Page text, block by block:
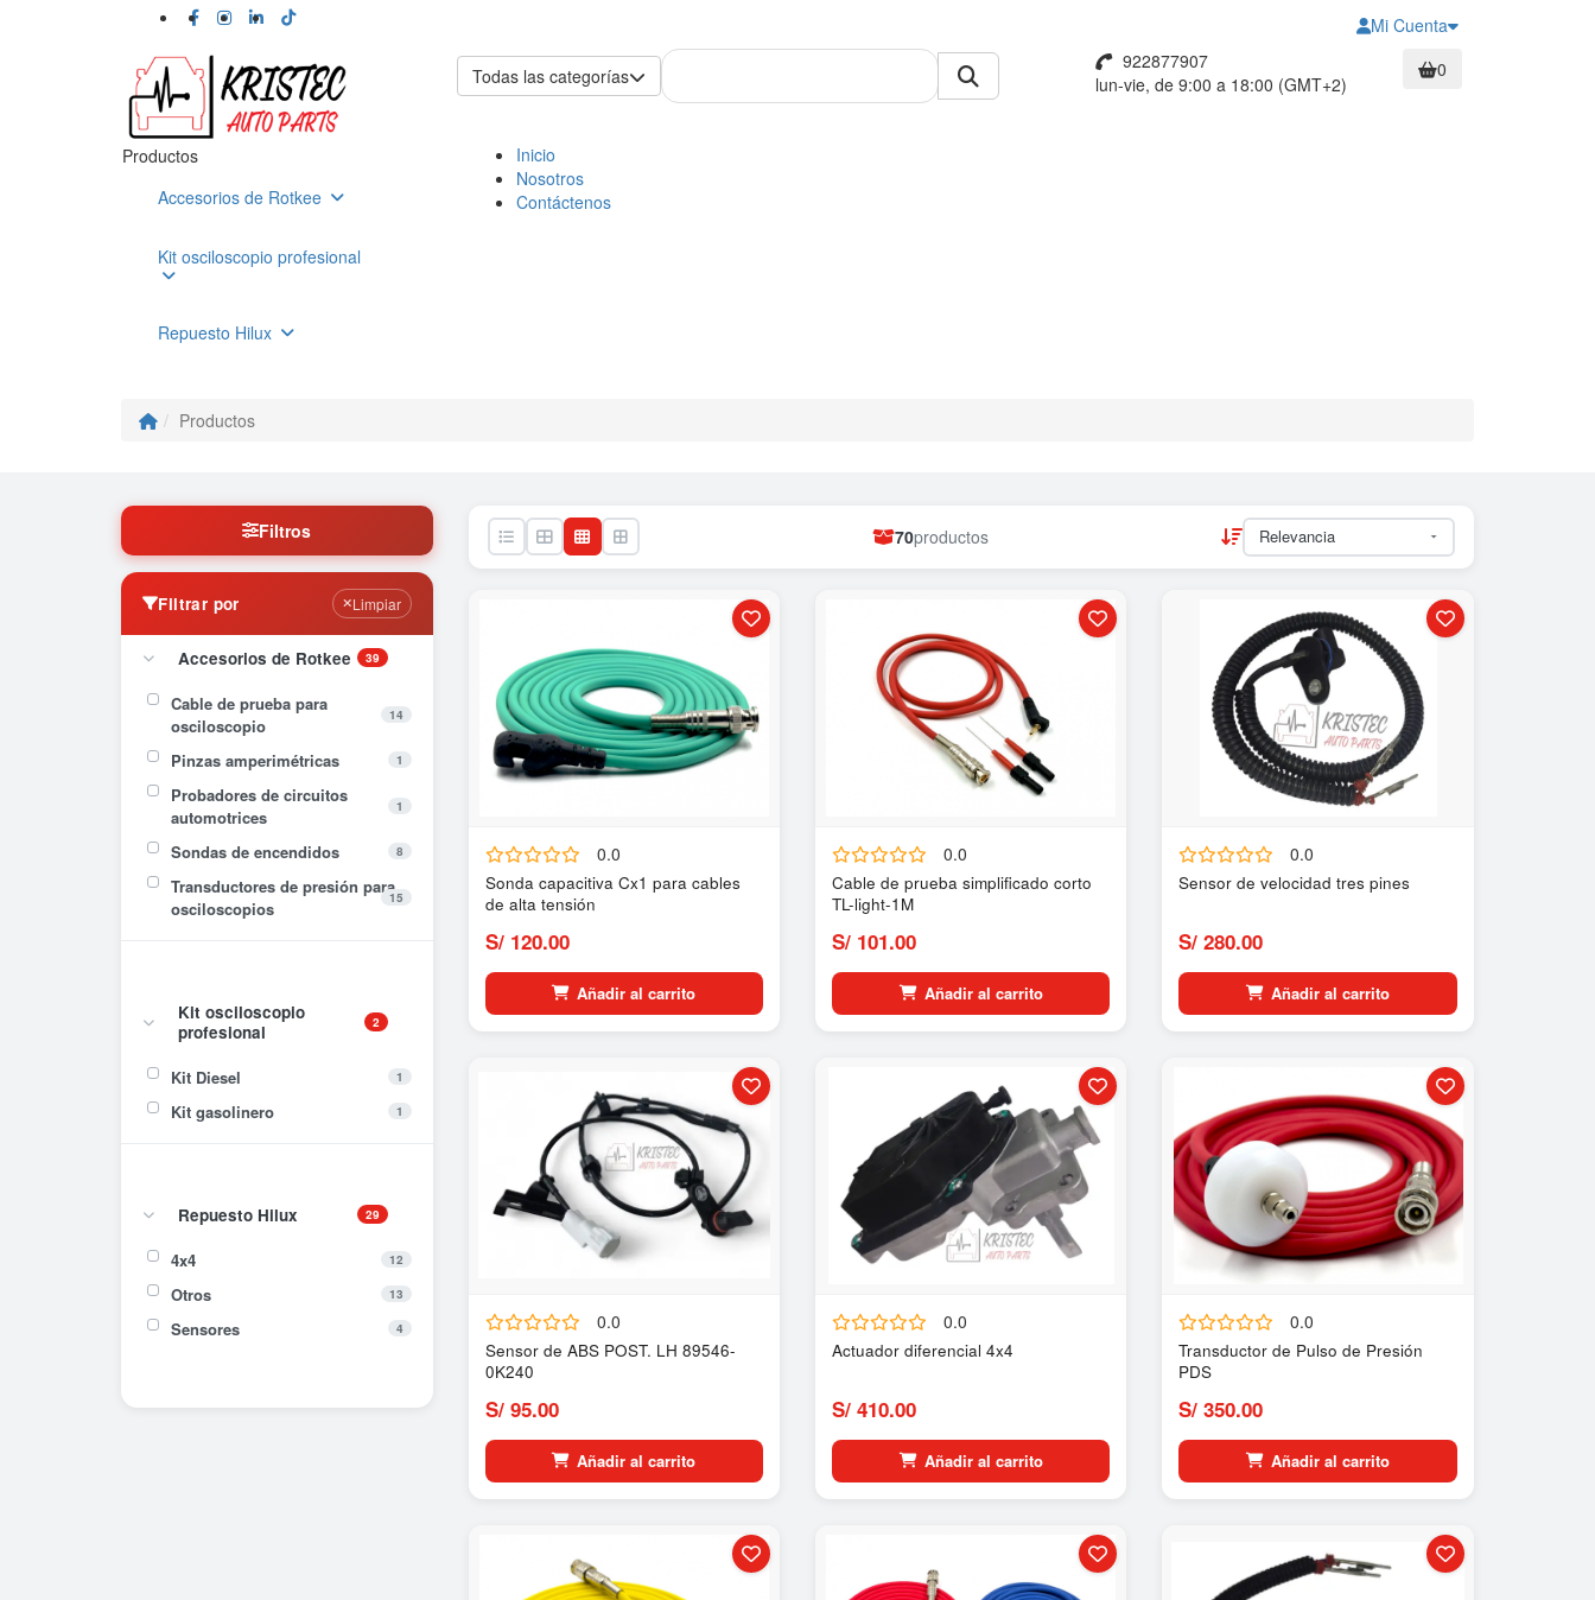
Mi Cuenta
922877907
lun-vie, de 9:00 a 18:00 (GMT+2)
0
Todas las categorías
Inicio
Nosotros
Contáctenos
Productos
Accesorios de Rotkee
Kit osciloscopio profesional
Repuesto Hilux
Productos
Filtros
Filtrar por Limpiar
Accesorios de Rotkee 39
Cable de prueba para
osciloscopio
14
Pinzas amperimétricas 1
Probadores de circuitos
automotrices
1
Sondas de encendidos 8
Transductores de presión para
osciloscopios
15
Kit osciloscopio
profesional
2
Kit Diesel 1
Kit gasolinero 1
Repuesto Hilux 29
4x4 12
Otros 13
Sensores 4
70productos
0.0
Sonda capacitiva Cx1 para cables
de alta tensión
S/ 120.00
Añadir al carrito
0.0
Cable de prueba simplificado corto
TL-light-1M
S/ 101.00
Añadir al carrito
0.0
Sensor de velocidad tres pines
S/ 280.00
Añadir al carrito
0.0
Sensor de ABS POST. LH 89546-
0K240
S/ 95.00
Añadir al carrito
0.0
Actuador diferencial 4x4
S/ 410.00
Añadir al carrito
0.0
Transductor de Pulso de Presión
PDS
S/ 350.00
Añadir al carrito